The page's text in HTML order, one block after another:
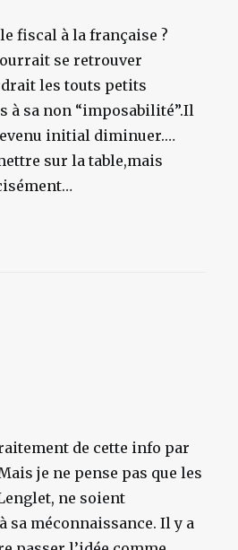
fiscal à la française ?
se retrouver
les touts petits
à sa non “imposabilité”.Il
initial diminuer.…
sur la table,mais
de cette info par
je ne pense pas que les
ne soient
sa méconnaissance. Il y a